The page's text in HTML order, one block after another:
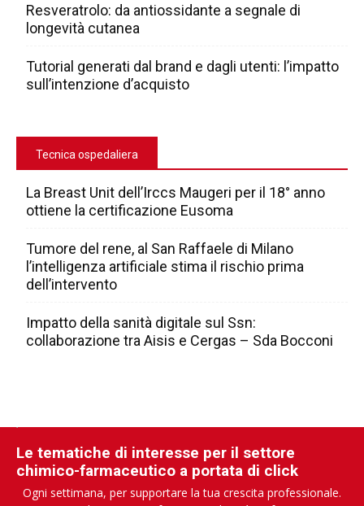
Resveratrolo: da antiossidante a segnale di
longevità cutanea
Tutorial generati dal brand e dagli utenti: l’impatto
sull’intenzione d’acquisto
Tecnica ospedaliera
La Breast Unit dell’Irccs Maugeri per il 18° anno
ottiene la certificazione Eusoma
Tumore del rene, al San Raffaele di Milano
l’intelligenza artificiale stima il rischio prima
dell’intervento
Impatto della sanità digitale sul Ssn:
collaborazione tra Aisis e Cergas – Sda Bocconi
Le tematiche di interesse per il settore
chimico-farmaceutico a portata di click
Ogni settimana, per supportare la tua crescita professionale.